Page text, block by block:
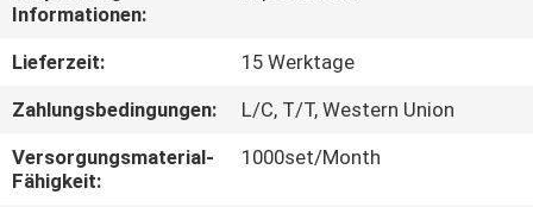
TRETEN
SIE
MIT
IN
Informationen:
Lieferzeit:
15 Werktage
Zahlungsbedingungen:
L/C, T/T, Western Union
Versorgungsmaterial-
Fähigkeit:
1000set/Month